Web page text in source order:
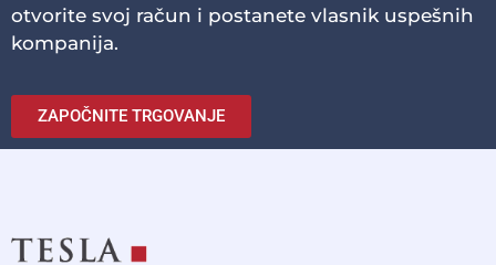
otvorite svoj račun i postanete vlasnik uspešnih
kompanija.
ZAPOČNITE TRGOVANJE